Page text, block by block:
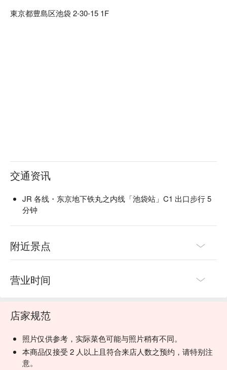
東京都豊島区池袋 2-30-15 1F
交通资讯
JR 各线・东京地下铁丸之内线「池袋站」C1 出口步行 5
分钟
附近景点
营业时间
店家规范
照片仅供参考，实际菜色可能与照片稍有不同。
本商品仅接受 2 人以上且符合来店人数之预约，请特别注
意。